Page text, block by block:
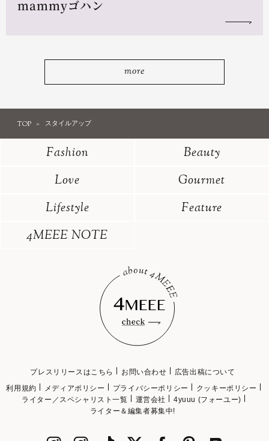
mammyゴハン
more
TOP スタイルアップ
Fashion
Beauty
Love
Gourmet
Lifestyle
Feature
4MEEE NOTE
プレスリリースはこちら お問い合わせ
広告出稿について
利用規約
メディアポリシー プライバシーポリシー
クッキーポリシー
ライター／スペシャリスト一覧
運営会社
4yuuu (フォーユー)
ライター＆編集者募集中!